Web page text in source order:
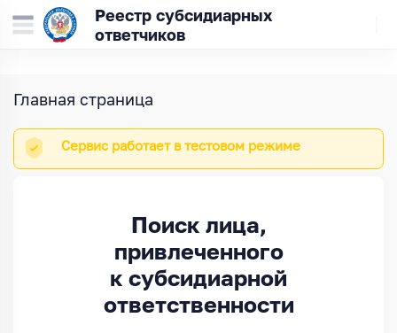
Реестр субсидиарных
ответчиков
Главная страница
Сервис работает в тестовом режиме
Поиск лица,
привлеченного
к субсидиарной
ответственности